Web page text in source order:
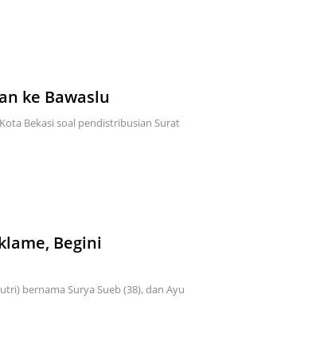
ke Bawaslu
Bekasi soal pendistribusian Surat
Begini
bernama Surya Sueb (38), dan Ayu